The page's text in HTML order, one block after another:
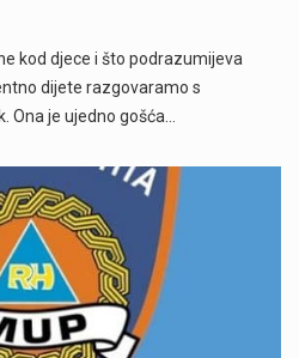
kod djece i što podrazumijeva
dijete razgovaramo s
je ujedno gošća…